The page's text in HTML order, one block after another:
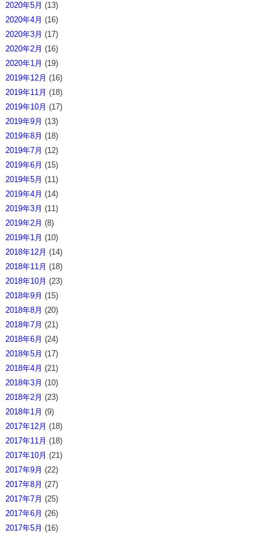
2020年5月 (13)
2020年4月 (16)
2020年3月 (17)
2020年2月 (16)
2020年1月 (19)
2019年12月 (16)
2019年11月 (18)
2019年10月 (17)
2019年9月 (13)
2019年8月 (18)
2019年7月 (12)
2019年6月 (15)
2019年5月 (11)
2019年4月 (14)
2019年3月 (11)
2019年2月 (8)
2019年1月 (10)
2018年12月 (14)
2018年11月 (18)
2018年10月 (23)
2018年9月 (15)
2018年8月 (20)
2018年7月 (21)
2018年6月 (24)
2018年5月 (17)
2018年4月 (21)
2018年3月 (10)
2018年2月 (23)
2018年1月 (9)
2017年12月 (18)
2017年11月 (18)
2017年10月 (21)
2017年9月 (22)
2017年8月 (27)
2017年7月 (25)
2017年6月 (26)
2017年5月 (16)